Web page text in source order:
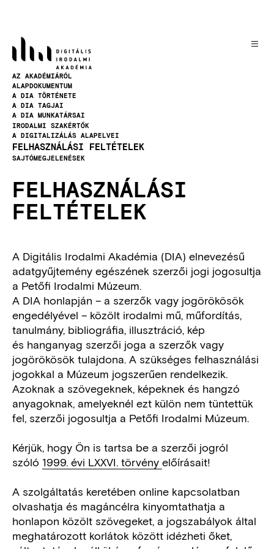
content
NAVIGATION
AZ AKADÉMIÁRÓL
ALAPDOKUMENTUM
A DIA TÖRTÉNETE
A DIA TAGJAI
A DIA MUNKATÁRSAI
IRODALMI SZAKÉRTŐK
A DIGITALIZÁLÁS ALAPELVEI
FELHASZNÁLÁSI FELTÉTELEK
SAJTÓMEGJELENÉSEK
FELHASZNÁLÁSI
FELTÉTELEK
A Digitális Irodalmi Akadémia (DIA) elnevezésű
adatgyűjtemény egészének szerzői jogi jogosultja
a Petőfi Irodalmi Múzeum.
A DIA honlapján – a szerzők vagy jogörökösök
engedélyével – közölt irodalmi mű, műfordítás,
tanulmány, bibliográfia, illusztráció, kép
és hanganyag szerzői joga a szerzők vagy
jogörökösök tulajdona. A szükséges felhasználási
jogokkal a Múzeum jogszerűen rendelkezik.
Azoknak a szövegeknek, képeknek és hangzó
anyagoknak, amelyeknél ezt külön nem tüntettük
fel, szerzői jogosultja a Petőfi Irodalmi Múzeum.
Kérjük, hogy Ön is tartsa be a szerzői jogról
szóló 1999. évi LXXVI. törvény előírásait!
A szolgáltatás keretében online kapcsolatban
olvashatja és magáncélra kinyomtathatja a
honlapon közölt szövegeket, a jogszabályok által
meghatározott korlátok között idézheti őket,